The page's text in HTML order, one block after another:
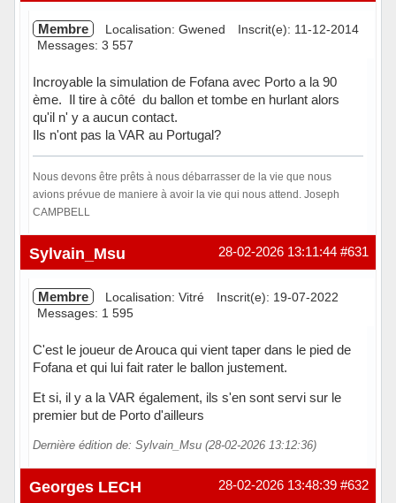
Membre Localisation: Gwened
Inscrit(e): 11-12-2014
Messages: 3 557
Incroyable la simulation de Fofana avec Porto a la 90
ème. Il tire à côté du ballon et tombe en hurlant alors
qu'il n' y a aucun contact.
Ils n'ont pas la VAR au Portugal?
Nous devons être prêts à nous débarrasser de la vie que nous
avions prévue de maniere à avoir la vie qui nous attend. Joseph
CAMPBELL
Hors ligne #631
28-02-2026 13:11:44
Sylvain_Msu
Membre Localisation: Vitré
Inscrit(e): 19-07-2022
Messages: 1 595
C'est le joueur de Arouca qui vient taper dans le pied de
Fofana et qui lui fait rater le ballon justement.
Et si, il y a la VAR également, ils s'en sont servi sur le
premier but de Porto d'ailleurs
Dernière édition de: Sylvain_Msu (28-02-2026 13:12:36)
Hors ligne #632
28-02-2026 13:48:39
Georges LECH